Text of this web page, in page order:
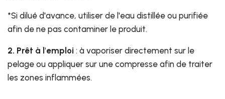
*Si dilué d'avance, utiliser de l'eau distillée ou purifiée
afin de ne pas contaminer le produit.
2. Prêt à l'emploi : à vaporiser directement sur le
pelage ou appliquer sur une compresse afin de traiter
les zones inflammées.